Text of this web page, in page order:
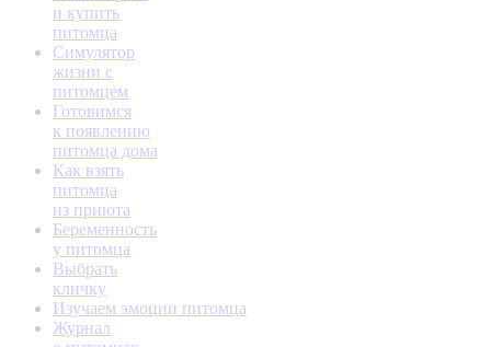
и купить
питомца
Симулятор
жизни с
питомцем
Готовимся
к появлению
питомца дома
Как взять
питомца
из приюта
Беременность
у питомца
Выбрать
кличку
Изучаем эмоции питомца
Журнал